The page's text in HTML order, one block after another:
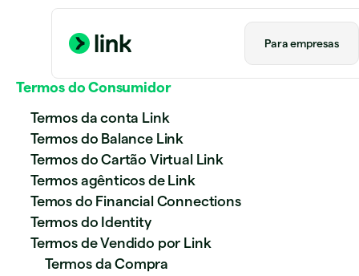
Para empresas​
Termos do Consumidor
Termos da conta Link
Termos do Balance Link
Termos do Cartão Virtual Link
Termos agênticos de Link
Temos do Financial Connections
Termos do Identity
Termos de Vendido por Link
Termos da Compra